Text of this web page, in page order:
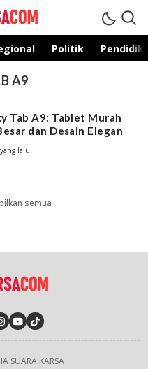
Politik
A9
Tab A9: Tablet Murah
dan Desain Elegan
lalu
semua
SUARA KARSA